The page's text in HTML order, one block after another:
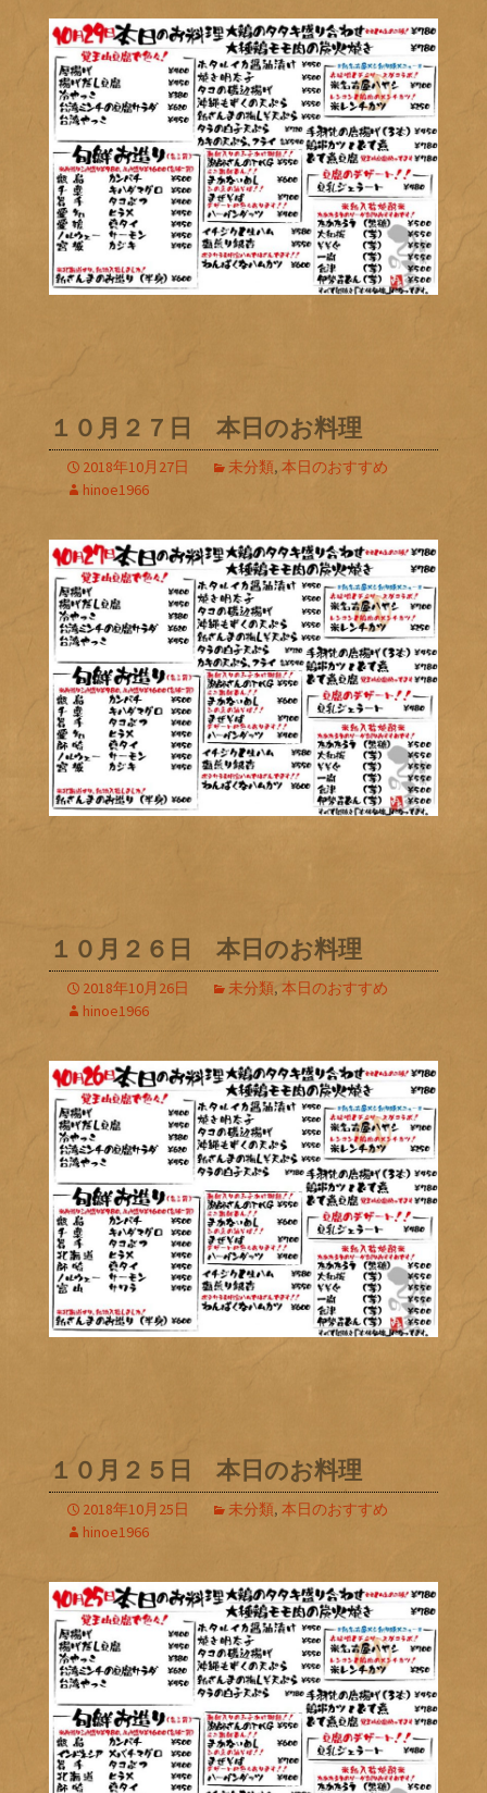
１０月２７日 本日のお料理
2018年10月27日 未分類, 本日のおすすめ
hinoe1966
１０月２６日 本日のお料理
2018年10月26日 未分類, 本日のおすすめ
hinoe1966
１０月２５日 本日のお料理
2018年10月25日 未分類, 本日のおすすめ
hinoe1966